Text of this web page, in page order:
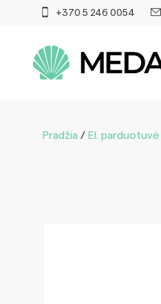
+370 5 246 0054
Pradžia / El. parduotuvė